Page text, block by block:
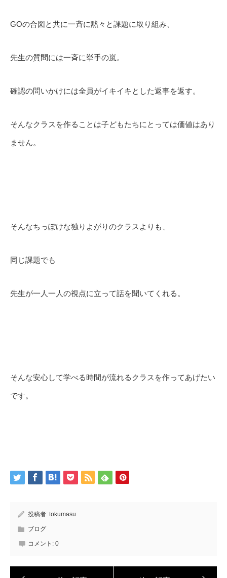
GOの合図と共に一斉に黙々と課題に取り組み、
先生の質問には一斉に挙手の嵐。
確認の問いかけには全員がイキイキとした返事を返す。
そんなクラスを作ることは子どもたちにとっては価値はあり
ません。
そんなちっぽけな独りよがりのクラスよりも、
同じ課題でも
先生が一人一人の視点に立って話を聞いてくれる。
そんな安心して学べる時間が流れるクラスを作ってあげたい
です。
投稿者: tokumasu
ブログ
コメント: 0